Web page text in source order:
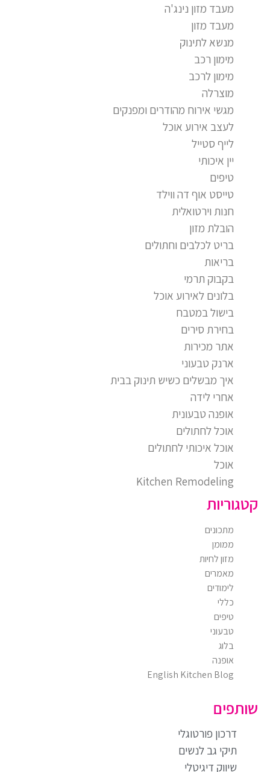
מעבד מזון נינג'ה
מעבד מזון
מנשא לתינוק
מימון רכב
מימון לרכב
מוצרלה
מגשי אירוח מהודרים ומפנקים
לעצב אירוע אוכל
לייף סטייל
יין איכותי
טיפים
טייסט אוף דה ווילד
חנות וירטואלית
הובלת מזון
בריט לכלבים וחתולים
בריאות
בקבוק תרמי
בלונים לאירוע אוכל
בישול במטבח
בחירת סירים
אתר מכירות
ארנק טבעוני
איך מבשלים כשיש תינוק בבית
אחרי לידה
אופנה טבעונית
אוכל לחתולים
אוכל איכותי לחתולים
אוכל
Kitchen Remodeling
קטגוריות
מתכונים
ממומן
מזון לחיות
מאמרים
לימודים
כללי
טיפים
טבעוני
בלוג
אופנה
English Kitchen Blog
שותפים
דרכון פורטוגלי
תיקי גב לנשים
שיווק דיגיטלי